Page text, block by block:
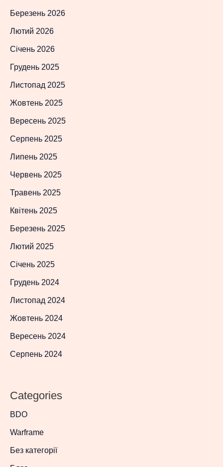
Березень 2026
Лютий 2026
Січень 2026
Грудень 2025
Листопад 2025
Жовтень 2025
Вересень 2025
Серпень 2025
Липень 2025
Червень 2025
Травень 2025
Квітень 2025
Березень 2025
Лютий 2025
Січень 2025
Грудень 2024
Листопад 2024
Жовтень 2024
Вересень 2024
Серпень 2024
Categories
BDO
Warframe
Без категорії